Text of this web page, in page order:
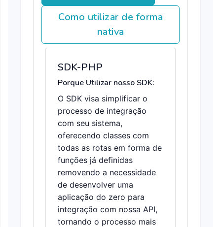
Como utilizar de forma
nativa
SDK-PHP
Porque Utilizar nosso SDK:
O SDK visa simplificar o
processo de integração
com seu sistema,
oferecendo classes com
todas as rotas em forma de
funções já definidas
removendo a necessidade
de desenvolver uma
aplicação do zero para
integração com nossa API,
tornando o processo mais